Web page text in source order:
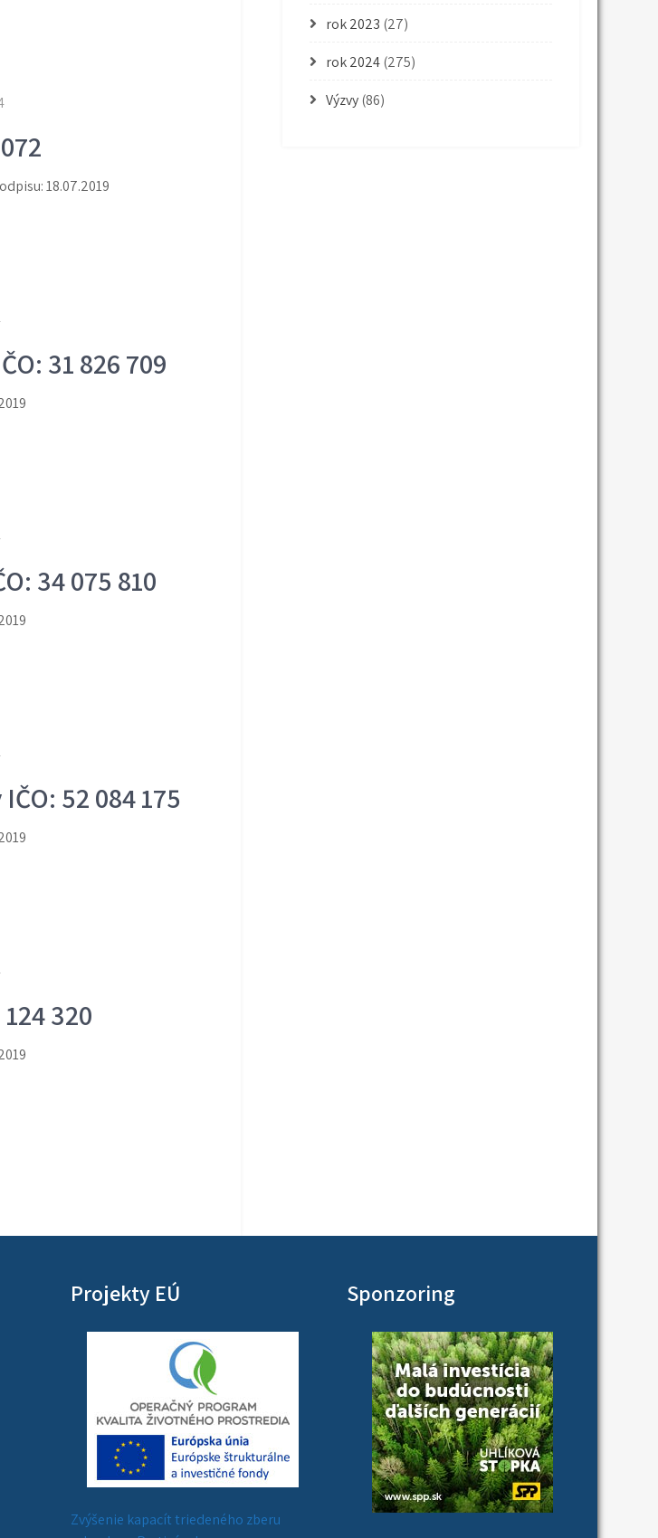
18.07.2019
31 826 709
34 075 810
52 084 175
320
rok 2023 (27)
rok 2024(275)
Výzvy(86)
Projekty EÚ
Zvýšenie kapacít triedeného zberu
Sponzoring